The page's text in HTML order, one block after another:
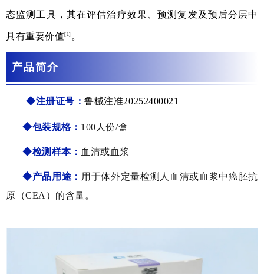
态监测工具，其在评估治疗效果、预测复发及预后分层中
具有重要价值[1] 。
产品简介
◆注册证号：鲁械注准20252400021
◆包装规格： 100人份/盒
◆检测样本： 血清或血浆
◆产品用途： 用于体外定量检测人血清或血浆中癌胚抗
原（CEA）的含量。